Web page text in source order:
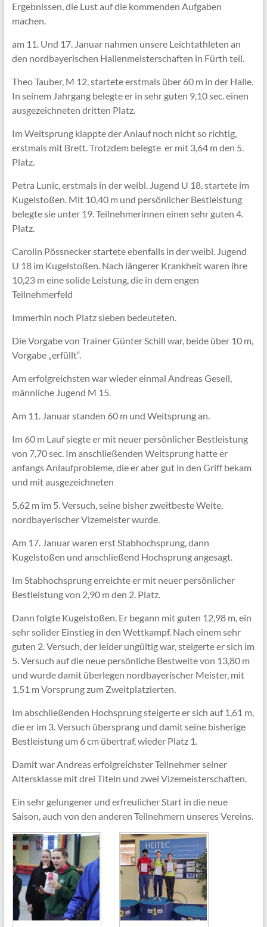
Ergebnissen, die Lust auf die kommenden Aufgaben
machen.
am 11. Und 17. Januar nahmen unsere Leichtathleten an
den nordbayerischen Hallenmeisterschaften in Fürth teil.
Theo Tauber, M 12, startete erstmals über 60 m in der Halle.
In seinem Jahrgang belegte er in sehr guten 9,10 sec. einen
ausgezeichneten dritten Platz.
Im Weitsprung klappte der Anlauf noch nicht so richtig,
erstmals mit Brett. Trotzdem belegte er mit 3,64 m den 5.
Platz.
Petra Lunic, erstmals in der weibl. Jugend U 18, startete im
Kugelstoßen. Mit 10,40 m und persönlicher Bestleistung
belegte sie unter 19. Teilnehmerinnen einen sehr guten 4.
Platz.
Carolin Pössnecker startete ebenfalls in der weibl. Jugend
U 18 im Kugelstoßen. Nach längerer Krankheit waren ihre
10,23 m eine solide Leistung, die in dem engen
Teilnehmerfeld
Immerhin noch Platz sieben bedeuteten.
Die Vorgabe von Trainer Günter Schill war, beide über 10 m,
Vorgabe „erfüllt“.
Am erfolgreichsten war wieder einmal Andreas Gesell,
männliche Jugend M 15.
Am 11. Januar standen 60 m und Weitsprung an.
Im 60 m Lauf siegte er mit neuer persönlicher Bestleistung
von 7,70 sec. Im anschließenden Weitsprung hatte er
anfangs Anlaufprobleme, die er aber gut in den Griff bekam
und mit ausgezeichneten
5,62 m im 5. Versuch, seine bisher zweitbeste Weite,
nordbayerischer Vizemeister wurde.
Am 17. Januar waren erst Stabhochsprung, dann
Kugelstoßen und anschließend Hochsprung angesagt.
Im Stabhochsprung erreichte er mit neuer persönlicher
Bestleistung von 2,90 m den 2. Platz.
Dann folgte Kugelstoßen. Er begann mit guten 12,98 m, ein
sehr solider Einstieg in den Wettkampf. Nach einem sehr
guten 2. Versuch, der leider ungültig war, steigerte er sich im
5. Versuch auf die neue persönliche Bestweite von 13,80 m
und wurde damit überlegen nordbayerischer Meister, mit
1,51 m Vorsprung zum Zweitplatzierten.
Im abschließenden Hochsprung steigerte er sich auf 1,61 m,
die er im 3. Versuch übersprang und damit seine bisherige
Bestleistung um 6 cm übertraf, wieder Platz 1.
Damit war Andreas erfolgreichster Teilnehmer seiner
Altersklasse mit drei Titeln und zwei Vizemeisterschaften.
Ein sehr gelungener und erfreulicher Start in die neue
Saison, auch von den anderen Teilnehmern unseres Vereins.